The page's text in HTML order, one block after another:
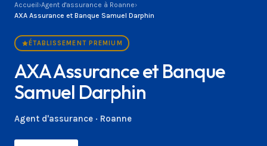
Accueil›Agent d'assurance à Roanne›
AXA Assurance et Banque Samuel Darphin
ÉTABLISSEMENT PREMIUM
AXA Assurance et Banque
Samuel Darphin
Agent d'assurance · Roanne